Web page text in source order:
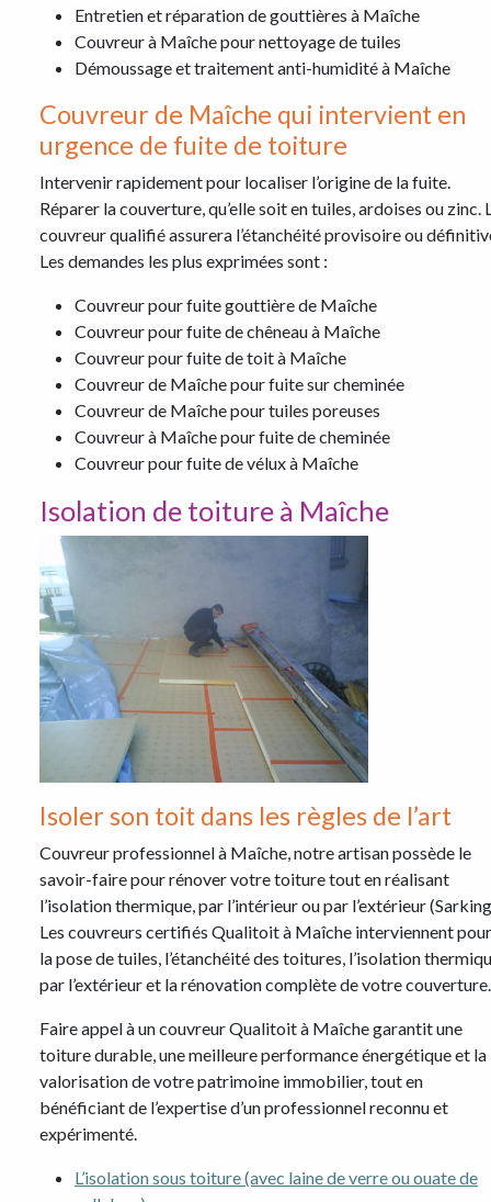
Entretien et réparation de gouttières à Maîche
Couvreur à Maîche pour nettoyage de tuiles
Démoussage et traitement anti-humidité à Maîche
Couvreur de Maîche qui intervient en
urgence de fuite de toiture
Intervenir rapidement pour localiser l’origine de la fuite.
Réparer la couverture, qu’elle soit en tuiles, ardoises ou zinc.
couvreur qualifié assurera l’étanchéité provisoire ou
Les demandes les plus exprimées sont :
Couvreur pour fuite gouttière de Maîche
Couvreur pour fuite de chêneau à Maîche
Couvreur pour fuite de toit à Maîche
Couvreur de Maîche pour fuite sur cheminée
Couvreur de Maîche pour tuiles poreuses
Couvreur à Maîche pour fuite de cheminée
Couvreur pour fuite de vélux à Maîche
Isolation de toiture à Maîche
Isoler son toit dans les règles de l’art
Couvreur professionnel à Maîche, notre artisan possède le
savoir-faire pour rénover votre toiture tout en réalisant
l’isolation thermique, par l’intérieur ou par l’extérieur
Les couvreurs certifiés Qualitoit à Maîche interviennent pour
la pose de tuiles, l’étanchéité des toitures, l’isolation
par l’extérieur et la rénovation complète de votre couverture.
Faire appel à un couvreur Qualitoit à Maîche garantit une
toiture durable, une meilleure performance énergétique et la
valorisation de votre patrimoine immobilier, tout en
bénéficiant de l’expertise d’un professionnel reconnu et
expérimenté.
L’isolation sous toiture (avec laine de verre ou ouate de